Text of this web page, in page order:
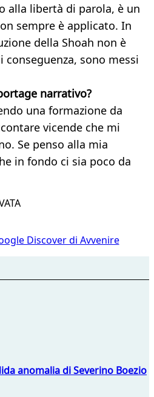
alla libertà di parola, è un
sempre è applicato. In
della Shoah non è
sono messi
narrativo?
una formazione da
vicende che mi
Se penso alla mia
in fondo ci sia poco da
Discover di Avvenire
anomalia di Severino Boezio